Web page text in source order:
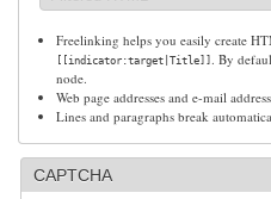
Freelinking helps you easily create
[[indicator:target|Title]]
. By
node.
Web page addresses and e-mail
Lines and paragraphs break
CAPTCHA